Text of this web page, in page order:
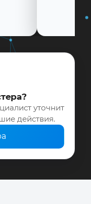
уточнит
действия.